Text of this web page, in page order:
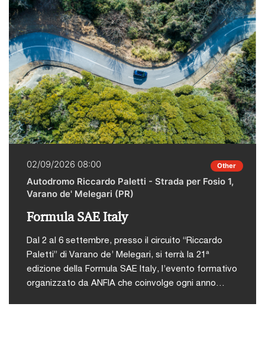
02/09/2026 08:00 Other
Autodromo Riccardo Paletti - Strada per Fosio 1,
Varano de' Melegari (PR)
Formula SAE Italy
Dal 2 al 6 settembre, presso il circuito “Riccardo
Paletti” di Varano de’ Melegari, si terrà la 21ª
edizione della Formula SAE Italy, l’evento formativo
organizzato da ANFIA che coinvolge ogni anno